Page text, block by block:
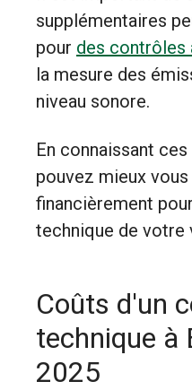
supplémentaires
pour des contrôles
la mesure des
niveau sonore.
En connaissant
pouvez mieux
financièrement
technique de votre
Coûts d'un
technique à
2025